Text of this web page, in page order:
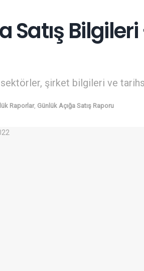
Satış Bilgileri
sektörler, şirket bilgileri ve
Raporlar, Günlük Açığa Satış Raporu